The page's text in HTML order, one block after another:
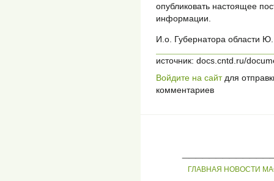
опубликовать настоящее
информации.
И.о. Губернатора
источник: docs.cntd.ru/
Войдите на сайтдля
комментариев
ГЛАВНАЯ НОВОСТИ